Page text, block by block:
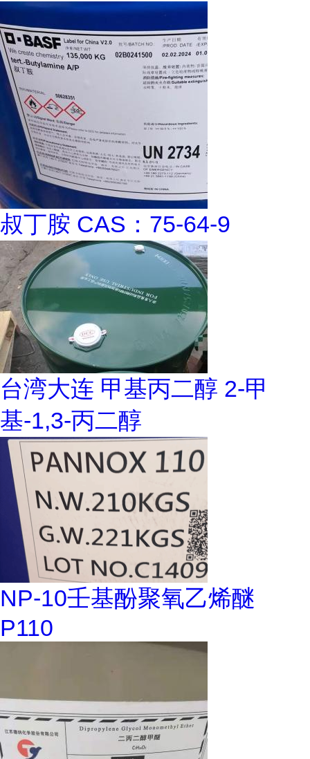
叔丁胺 CAS：75-64-9
台湾大连 甲基丙二醇 2-甲
基-1,3-丙二醇
NP-10壬基酚聚氧乙烯醚
P110